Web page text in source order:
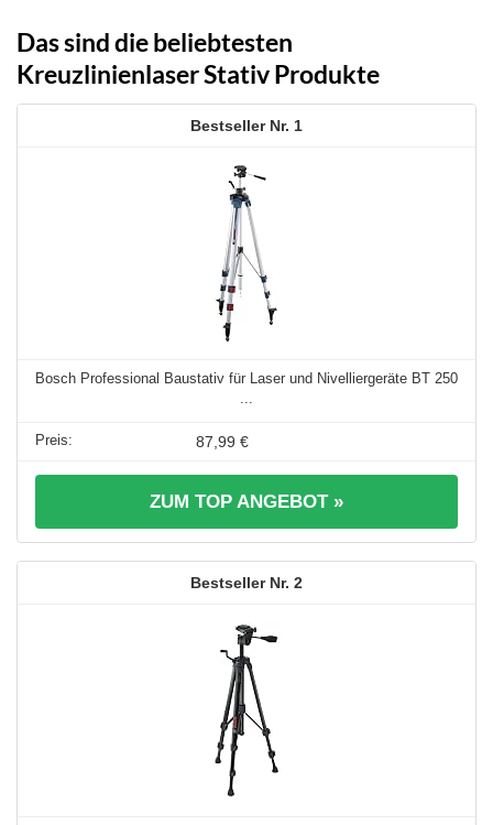
Das sind die beliebtesten
Kreuzlinienlaser Stativ Produkte
1
Bosch Professional Baustativ für Laser und Nivelliergeräte BT 250
87,99 €
ZUM TOP ANGEBOT »
2